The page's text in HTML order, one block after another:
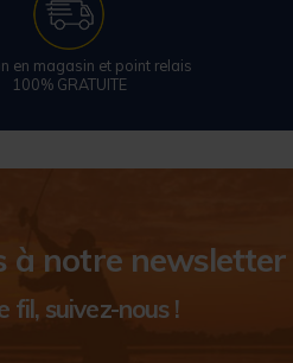
en magasin et point relais
100% GRATUITE
à notre newsletter
fil, suivez-nous !